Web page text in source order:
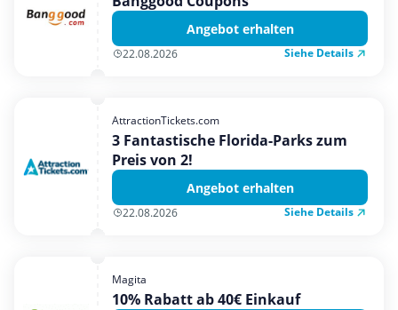
Angebot erhalten
22.08.2026 Siehe Details
AttractionTickets.com
3 Fantastische Florida-Parks zum
Preis von 2!
Angebot erhalten
22.08.2026 Siehe Details
Magita
10% Rabatt ab 40€ Einkauf